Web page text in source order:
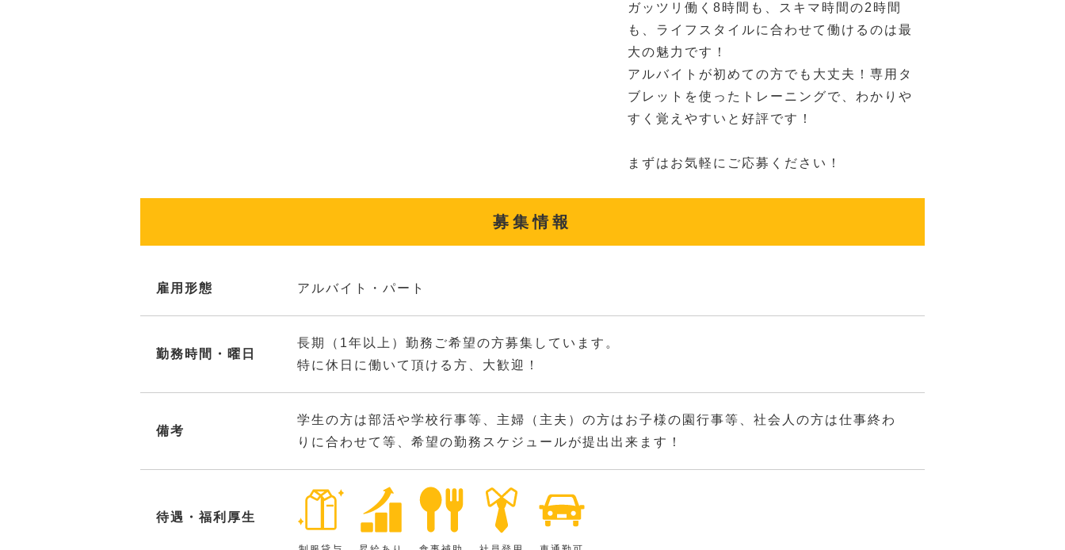
ガッツリ働く8時間も、スキマ時間の2時間
も、ライフスタイルに合わせて働けるのは最
大の魅力です！
アルバイトが初めての方でも大丈夫！専用タ
ブレットを使ったトレーニングで、わかりや
すく覚えやすいと好評です！
まずはお気軽にご応募ください！
募集情報
雇用形態 アルバイト・パート
勤務時間・曜日
長期（1年以上）勤務ご希望の方募集しています。
特に休日に働いて頂ける方、大歓迎！
備考
学生の方は部活や学校行事等、主婦（主夫）の方はお子様の園行事等、社会人の方は仕事終わ
りに合わせて等、希望の勤務スケジュールが提出出来ます！
待遇・福利厚生